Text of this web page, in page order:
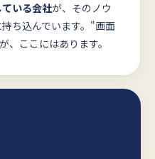
いる会社が、そのノウ
ち込んでいます。"画面
、ここにはあります。